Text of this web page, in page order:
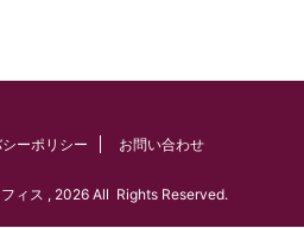
ーポリシー お問い合わせ
ィス , 2026 All Rights Reserved.